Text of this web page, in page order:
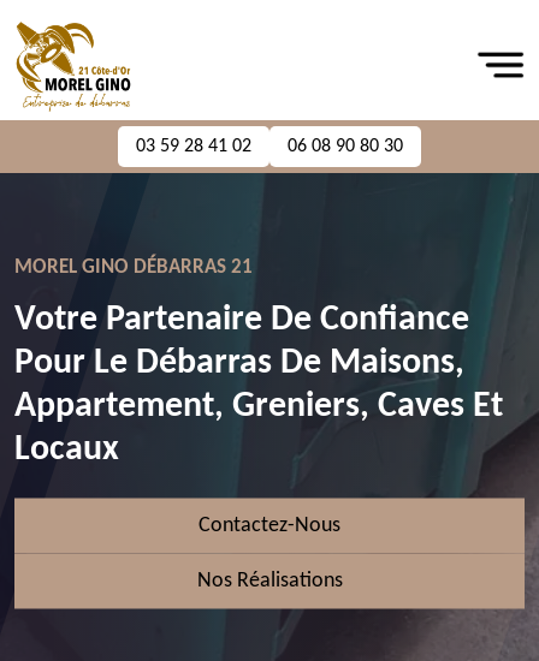
03 59 28 41 02 06 08 90 80 30
MOREL GINO DÉBARRAS 21
Votre Partenaire De Confiance
Pour Le Débarras De Maisons,
Appartement, Greniers, Caves Et
Locaux
Contactez-Nous
Nos Réalisations